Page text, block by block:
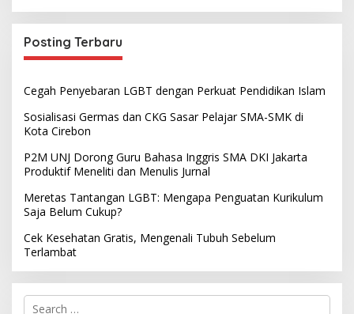
Posting Terbaru
Cegah Penyebaran LGBT dengan Perkuat Pendidikan Islam
Sosialisasi Germas dan CKG Sasar Pelajar SMA-SMK di
Kota Cirebon
P2M UNJ Dorong Guru Bahasa Inggris SMA DKI Jakarta
Produktif Meneliti dan Menulis Jurnal
Meretas Tantangan LGBT: Mengapa Penguatan Kurikulum
Saja Belum Cukup?
Cek Kesehatan Gratis, Mengenali Tubuh Sebelum
Terlambat
S